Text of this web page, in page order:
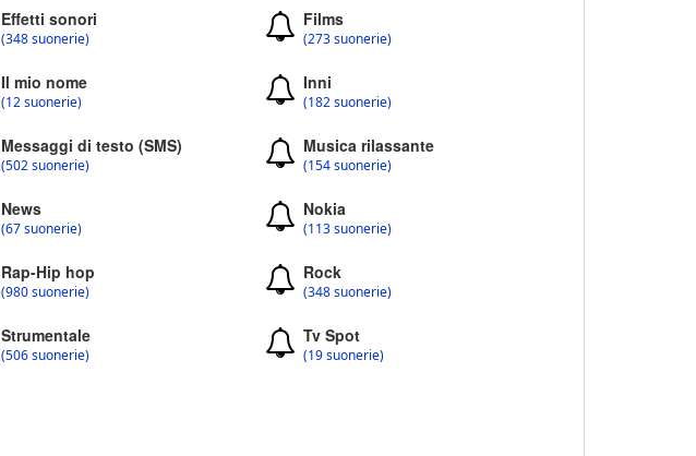
Effetti sonori
(348 suonerie)
Films
(273 suonerie)
Il mio nome
(12 suonerie)
Inni
(182 suonerie)
Messaggi di testo (SMS)
(502 suonerie)
Musica rilassante
(154 suonerie)
News
(67 suonerie)
Nokia
(113 suonerie)
Rap-Hip hop
(980 suonerie)
Rock
(348 suonerie)
Strumentale
(506 suonerie)
Tv Spot
(19 suonerie)